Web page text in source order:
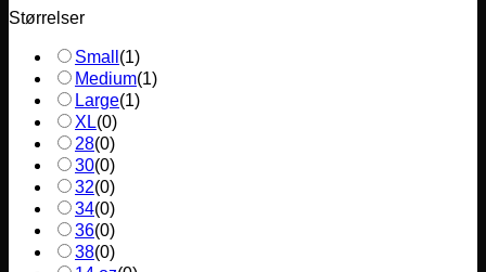
Størrelser
Small (1)
Medium(1)
Large(1)
XL(0)
28(0)
30(0)
32(0)
34(0)
36(0)
38(0)